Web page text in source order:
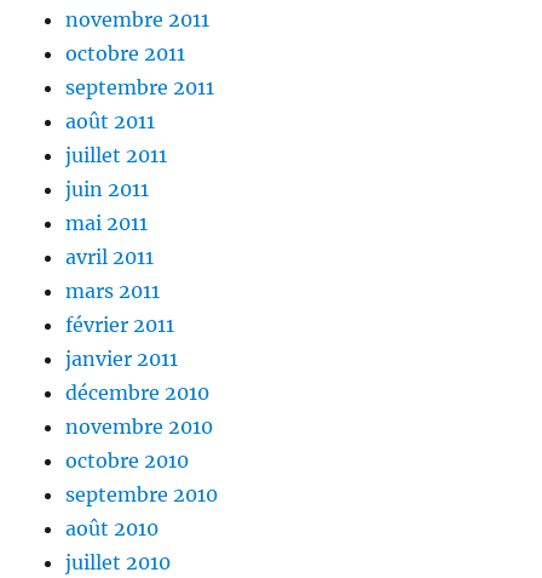
novembre 2011
octobre 2011
septembre 2011
août 2011
juillet 2011
juin 2011
mai 2011
avril 2011
mars 2011
février 2011
janvier 2011
décembre 2010
novembre 2010
octobre 2010
septembre 2010
août 2010
juillet 2010